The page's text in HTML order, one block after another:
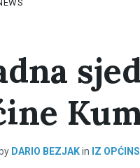
by DARIO BEZJAKin IZ